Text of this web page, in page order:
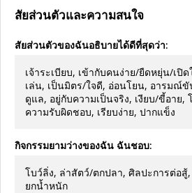
สัยส่วนตัวและความสนใจ
สัยส่วนตัวของฉันอธิบายได้ดีที่สุดว่า:
เจ้าระเบียบ, เข้ากับคนง่าย/ยืดหยุ่น/เปิ
เล่น, เป็นมิตร/ใจดี, อ่อนโยน, อารมณ์
ดูแล, อยู่กับความเป็นจริง, เงียบ/ขี้อาย,
ความรับผิดชอบ, เรียบง่าย, ปากแข็ง
กิจกรรมยามว่างของฉัน ฉันชอบ:
โบว์ลิ่ง, ล่าสัตว์/ตกปลา, ศิลปะการต่อสู้
ยกน้ำหนัก